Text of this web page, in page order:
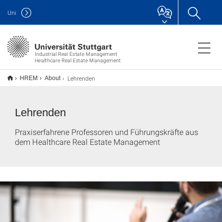
Industrial Real Estate Management
Healthcare Real Estate Management
Uni
HREM About Lehrenden
Lehrenden
Praxiserfahrene Professoren und Führungskräfte aus
dem Healthcare Real Estate Management